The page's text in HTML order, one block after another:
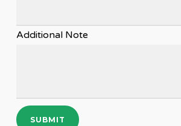
Additional Note
SUBMIT